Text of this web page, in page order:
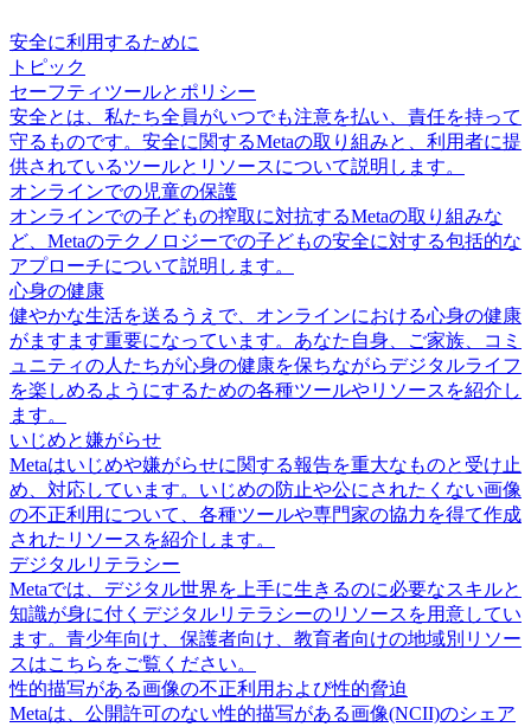
安全に利用するために
トピック
セーフティツールとポリシー
安全とは、私たち全員がいつでも注意を払い、責任を持って
守るものです。安全に関するMetaの取り組みと、利用者に提
供されているツールとリソースについて説明します。
オンラインでの児童の保護
オンラインでの子どもの搾取に対抗するMetaの取り組みな
ど、Metaのテクノロジーでの子どもの安全に対する包括的な
アプローチについて説明します。
心身の健康
健やかな生活を送るうえで、オンラインにおける心身の健康
がますます重要になっています。あなた自身、ご家族、コミ
ュニティの人たちが心身の健康を保ちながらデジタルライフ
を楽しめるようにするための各種ツールやリソースを紹介し
ます。
いじめと嫌がらせ
Metaはいじめや嫌がらせに関する報告を重大なものと受け止
め、対応しています。いじめの防止や公にされたくない画像
の不正利用について、各種ツールや専門家の協力を得て作成
されたリソースを紹介します。
デジタルリテラシー
Metaでは、デジタル世界を上手に生きるのに必要なスキルと
知識が身に付くデジタルリテラシーのリソースを用意してい
ます。青少年向け、保護者向け、教育者向けの地域別リソー
スはこちらをご覧ください。
性的描写がある画像の不正利用および性的脅迫
Metaは、公開許可のない性的描写がある画像(NCII)のシェア